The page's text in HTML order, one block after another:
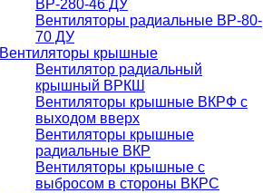
ВР-280-46 ДУ
Вентиляторы радиальные ВР-80-
70 ДУ
Вентиляторы крышные
Вентилятор радиальный
крышный ВРКШ
Вентиляторы крышные ВКРФ с
выходом вверх
Вентиляторы крышные
радиальные ВКР
Вентиляторы крышные с
выбросом в стороны ВКРС